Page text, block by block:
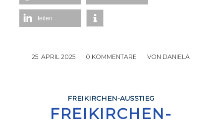
teilen
25. APRIL 2025
/ 0 KOMMENTARE
/ VON DANIELA
FREIKIRCHEN-AUSSTIEG
FREIKIRCHEN-